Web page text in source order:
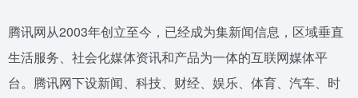
腾讯网从2003年创立至今，已经成为集新闻信息，区域垂直
生活服务、社会化媒体资讯和产品为一体的互联网媒体平
台。腾讯网下设新闻、科技、财经、娱乐、体育、汽车、时